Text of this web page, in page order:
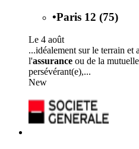
•Paris 12 (75)
Le 4 août
...idéalement sur le terrain et
l'assurance ou de la
persévérant(e),...
New